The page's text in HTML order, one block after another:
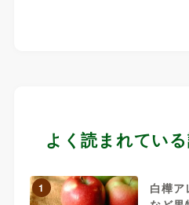
よく読まれてい
1
白樺ア